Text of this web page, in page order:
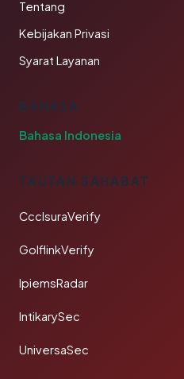
Tentang
Kebijakan Privasi
Syarat Layanan
BAHASA
Bahasa Indonesia
TAUTAN SAHABAT
CcclsuraVerify
GolflinkVerify
IpiemsRadar
IntikarySec
UniversaSec